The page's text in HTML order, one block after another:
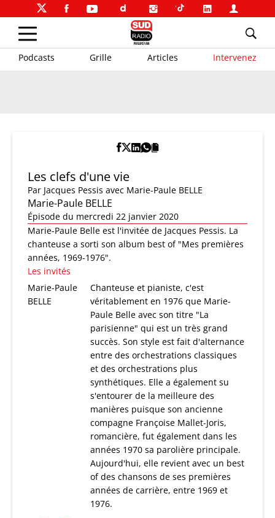
Podcasts Grille Articles Intervenez
Les clefs d'une vie
Par Jacques Pessis avec Marie-Paule BELLE
Marie-Paule BELLE
Épisode du mercredi 22 janvier 2020
Marie-Paule Belle est l'invitée de Jacques Pessis. La
chanteuse a sorti son album best of "Mes premières
années, 1969-1976".
Les invités
Marie-Paule
BELLE
Chanteuse et pianiste, c'est
véritablement en 1976 que Marie-
Paule Belle avec son titre "La
parisienne" qui est un très grand
succès. Son style est fait d'alternance
entre des orchestrations classiques
et des orchestrations plus
synthétiques. Elle a également su
s'entourer de la meilleure des
manières puisque son ancienne
compagne Françoise Mallet-Joris,
romancière, fut également dans les
années 1970 sa parolière principale.
Aujourd'hui, elle revient avec un best
of des chansons de ses premières
années de carrière, entre 1969 et
1976.